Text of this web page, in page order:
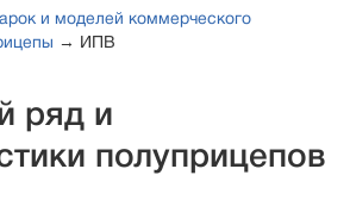
и моделей коммерческого
→ ИПВ
ряд и
полуприцепов